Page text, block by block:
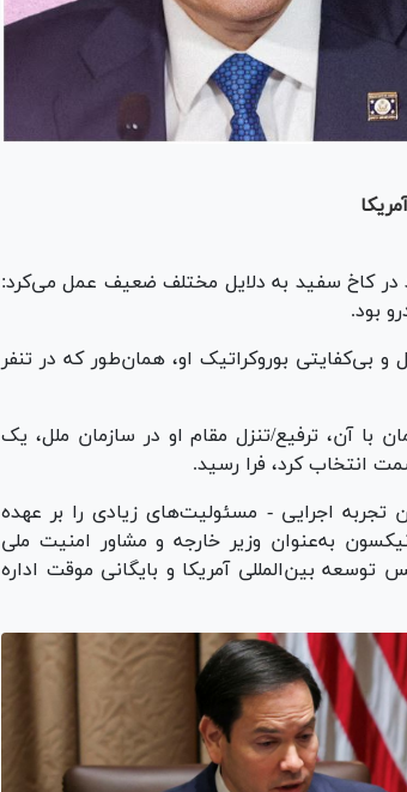
در کاخ سفید به دلایل مختلف ضعیف عمل می‌کرد:
بود.
بی‌کفایتی بوروکراتیک او، همان‌طور که در تنفر
با آن، ترفیع/تنزل مقام او در سازمان ملل، یک
انتخاب کرد، فرا رسید.
و بدون تجربه اجرایی - مسئولیت‌های زیادی را بر عهده
به‌عنوان وزیر خارجه و مشاور امنیت ملی
بین‌المللی آمریکا و بایگانی موقت اداره